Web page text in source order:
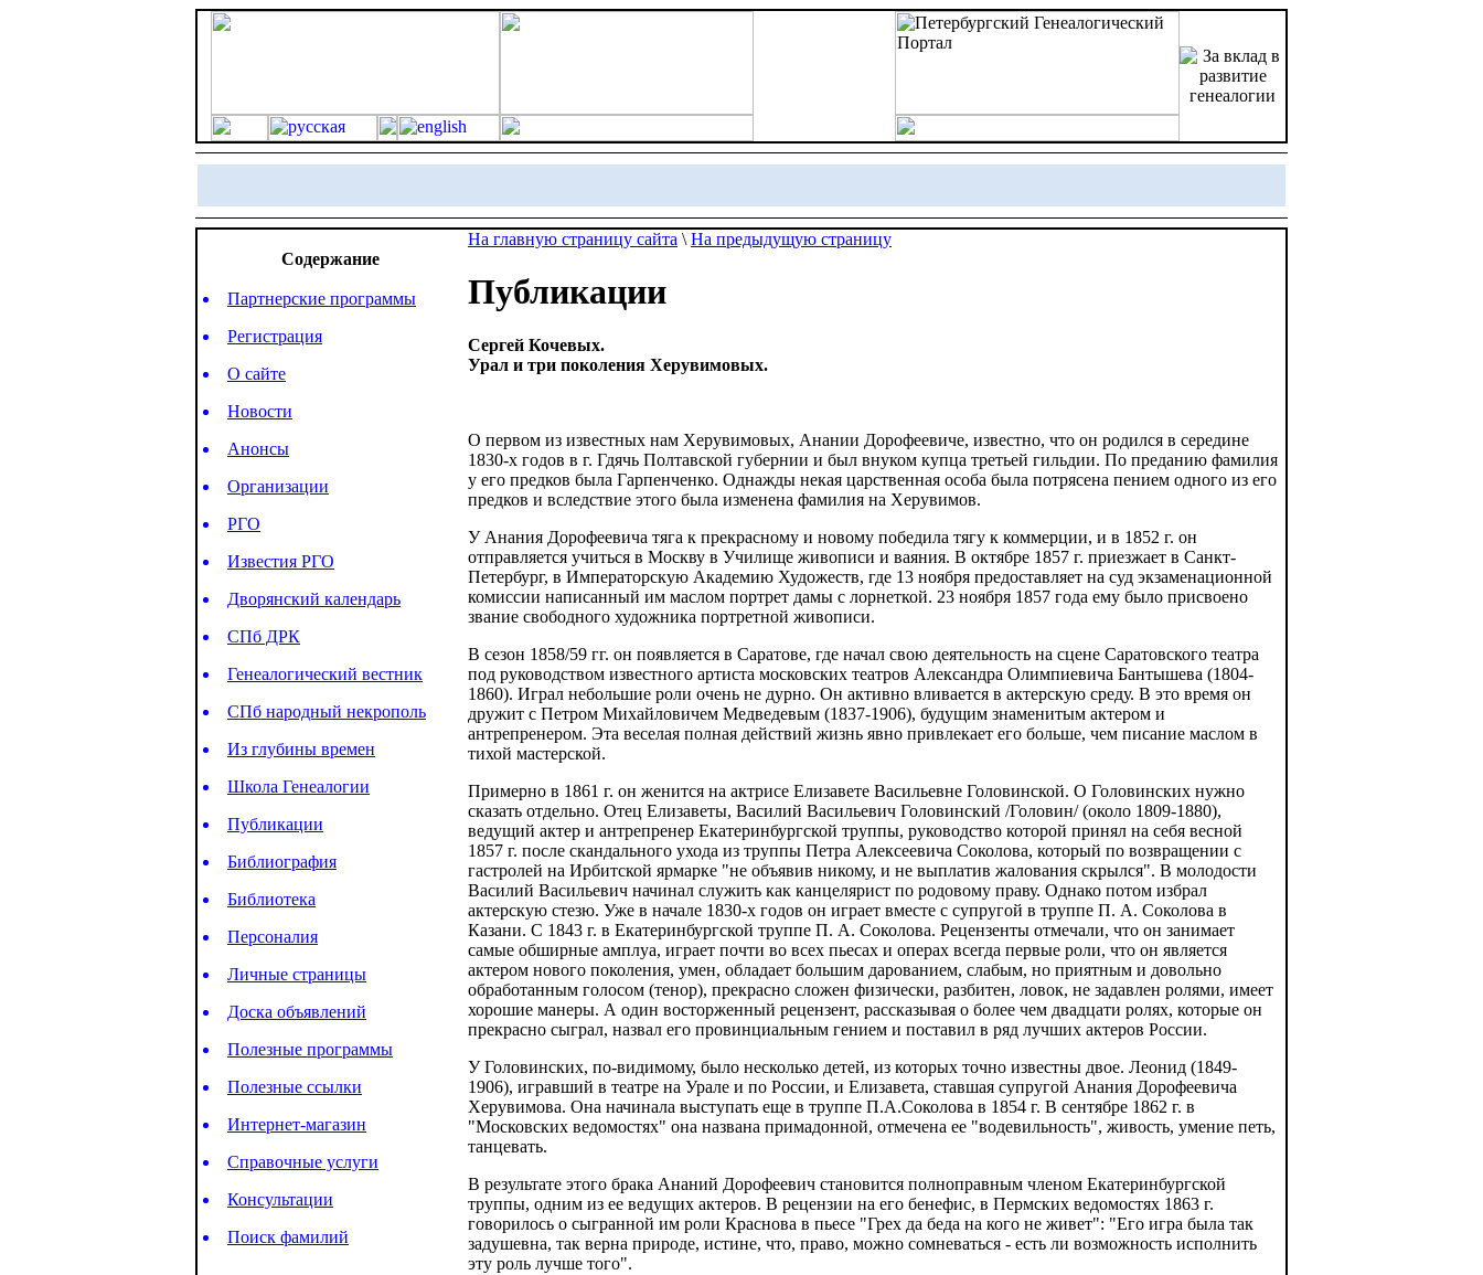
Содержание
Партнерские программы
Регистрация
О сайте
Новости
Анонсы
Организации
РГО
Известия РГО
Дворянский календарь
СПб ДРК
Генеалогический вестник
СПб народный некрополь
Из глубины времен
Школа Генеалогии
Публикации
Библиография
Библиотека
Персоналия
Личные страницы
Доска объявлений
Полезные программы
Полезные ссылки
Интернет-магазин
Справочные услуги
Консультации
Поиск фамилий
На главную страницу сайта \ На предыдущую страницу
Публикации
Сергей Кочевых.
Урал и три поколения Херувимовых.
О первом из известных нам Херувимовых, Анании Дорофеевиче, известно, что он родился в середине
1830-х годов в г. Гдячь Полтавской губернии и был внуком купца третьей гильдии. По преданию фамилия
у его предков была Гарпенченко. Однажды некая царственная особа была потрясена пением одного из его
предков и вследствие этого была изменена фамилия на Херувимов.
У Анания Дорофеевича тяга к прекрасному и новому победила тягу к коммерции, и в 1852 г. он
отправляется учиться в Москву в Училище живописи и ваяния. В октябре 1857 г. приезжает в Санкт-
Петербург, в Императорскую Академию Художеств, где 13 ноября предоставляет на суд экзаменационной
комиссии написанный им маслом портрет дамы с лорнеткой. 23 ноября 1857 года ему было присвоено
звание свободного художника портретной живописи.
В сезон 1858/59 гг. он появляется в Саратове, где начал свою деятельность на сцене Саратовского театра
под руководством известного артиста московских театров Александра Олимпиевича Бантышева (1804-
1860). Играл небольшие роли очень не дурно. Он активно вливается в актерскую среду. В это время он
дружит с Петром Михайловичем Медведевым (1837-1906), будущим знаменитым актером и
антрепренером. Эта веселая полная действий жизнь явно привлекает его больше, чем писание маслом в
тихой мастерской.
Примерно в 1861 г. он женится на актрисе Елизавете Васильевне Головинской. О Головинских нужно
сказать отдельно. Отец Елизаветы, Василий Васильевич Головинский /Головин/ (около 1809-1880),
ведущий актер и антрепренер Екатеринбургской труппы, руководство которой принял на себя весной
1857 г. после скандального ухода из труппы Петра Алексеевича Соколова, который по возвращении с
гастролей на Ирбитской ярмарке "не объявив никому, и не выплатив жалования скрылся". В молодости
Василий Васильевич начинал служить как канцелярист по родовому праву. Однако потом избрал
актерскую стезю. Уже в начале 1830-х годов он играет вместе с супругой в труппе П. А. Соколова в
Казани. С 1843 г. в Екатеринбургской труппе П. А. Соколова. Рецензенты отмечали, что он занимает
самые обширные амплуа, играет почти во всех пьесах и операх всегда первые роли, что он является
актером нового поколения, умен, обладает большим дарованием, слабым, но приятным и довольно
обработанным голосом (тенор), прекрасно сложен физически, разбитен, ловок, не задавлен ролями, имеет
хорошие манеры. А один восторженный рецензент, рассказывая о более чем двадцати ролях, которые он
прекрасно сыграл, назвал его провинциальным гением и поставил в ряд лучших актеров России.
У Головинских, по-видимому, было несколько детей, из которых точно известны двое. Леонид (1849-
1906), игравший в театре на Урале и по России, и Елизавета, ставшая супругой Анания Дорофеевича
Херувимова. Она начинала выступать еще в труппе П.А.Соколова в 1854 г. В сентябре 1862 г. в
"Московских ведомостях" она названа примадонной, отмечена ее "водевильность", живость, умение петь,
танцевать.
В результате этого брака Ананий Дорофеевич становится полноправным членом Екатеринбургской
труппы, одним из ее ведущих актеров. В рецензии на его бенефис, в Пермских ведомостях 1863 г.
говорилось о сыгранной им роли Краснова в пьесе "Грех да беда на кого не живет": "Его игра была так
задушевна, так верна природе, истине, что, право, можно сомневаться - есть ли возможность исполнить
эту роль лучше того".